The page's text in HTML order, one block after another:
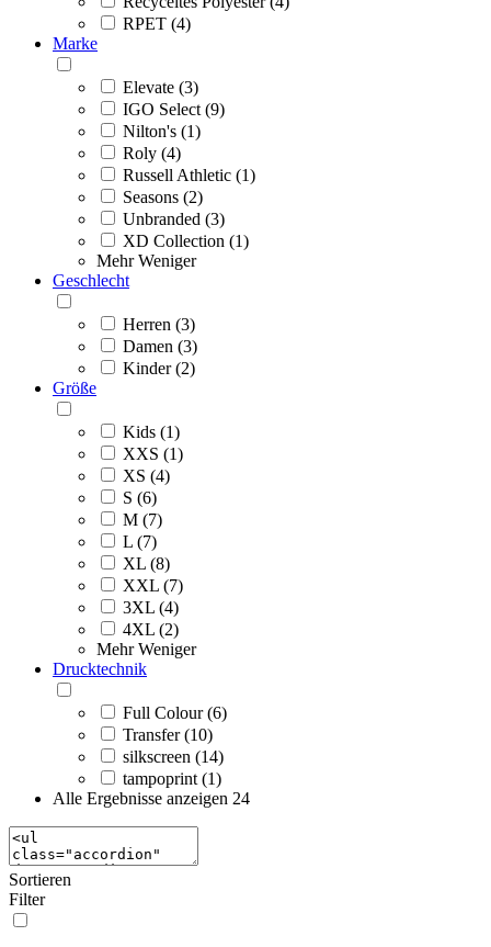
RPET (4)
Marke
Elevate (3)
IGO Select (9)
Nilton's (1)
Roly (4)
Russell Athletic (1)
Seasons (2)
Unbranded (3)
XD Collection (1)
Mehr Weniger
Geschlecht
Herren (3)
Damen (3)
Kinder (2)
Größe
Kids (1)
XXS (1)
XS (4)
S (6)
M (7)
L (7)
XL (8)
XXL (7)
3XL (4)
4XL (2)
Mehr Weniger
Drucktechnik
Full Colour (6)
Transfer (10)
silkscreen (14)
tampoprint (1)
Alle Ergebnisse anzeigen 24
Sortieren
Filter